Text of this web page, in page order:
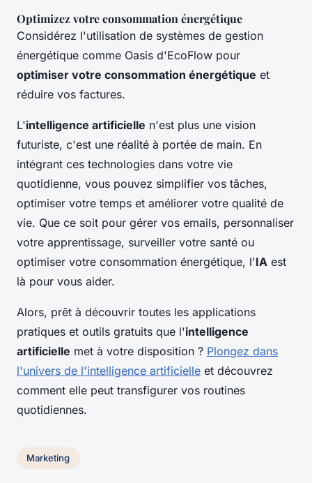
Optimizez votre consommation énergétique
Considérez l'utilisation de systèmes de gestion
énergétique comme Oasis d'EcoFlow pour
optimiser votre consommation énergétique et
réduire vos factures.
L'intelligence artificielle n'est plus une vision
futuriste, c'est une réalité à portée de main. En
intégrant ces technologies dans votre vie
quotidienne, vous pouvez simplifier vos tâches,
optimiser votre temps et améliorer votre qualité de
vie. Que ce soit pour gérer vos emails, personnaliser
votre apprentissage, surveiller votre santé ou
optimiser votre consommation énergétique, l'IA est
là pour vous aider.
Alors, prêt à découvrir toutes les applications
pratiques et outils gratuits que l'intelligence
artificielle met à votre disposition ? Plongez dans
l'univers de l'intelligence artificielle et découvrez
comment elle peut transfigurer vos routines
quotidiennes.
Marketing